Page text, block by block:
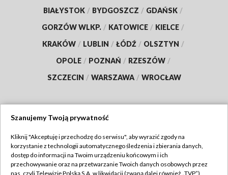
BIAŁYSTOK / BYDGOSZCZ / GDAŃSK /
GORZÓW WLKP. / KATOWICE / KIELCE /
KRAKÓW / LUBLIN / ŁÓDŹ / OLSZTYN /
OPOLE / POZNAŃ / RZESZÓW /
SZCZECIN / WARSZAWA / WROCŁAW
TVP
Abonament TVP
Regulamin TVP
Szanujemy Twoją prywatność
Kliknij "Akceptuję i przechodzę do serwisu", aby wyrazić zgody na
korzystanie z technologii automatycznego śledzenia i zbierania danych,
dostęp do informacji na Twoim urządzeniu końcowym i ich
przechowywanie oraz na przetwarzanie Twoich danych osobowych przez
nas, czyli Telewizję Polską S.A. w likwidacji (zwaną dalej również „TVP”),